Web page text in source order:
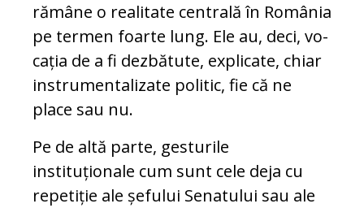
rămâne o realitate centrală în Ro­mâ­nia
pe termen foarte lung. Ele au, deci, vo­
cația de a fi dezbătute, explicate, chiar
ins­tru­mentalizate politic, fie că ne
place sau nu.
Pe de altă parte, gesturile
instituționale cum sunt cele deja cu
repetiție ale șefului Se­na­tului sau ale